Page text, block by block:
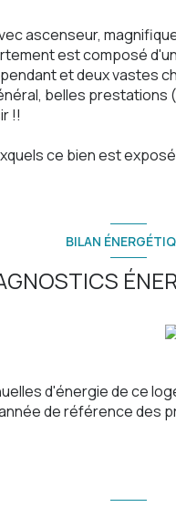
ascenseur,
est composé
et deux vastes
belles prestations
!!
ce bien est
BILAN
d'énergie de ce
de référence des